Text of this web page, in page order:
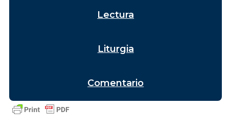
Lectura
Liturgia
Comentario